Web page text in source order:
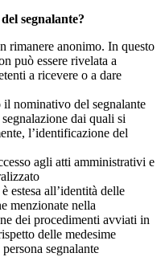
segnalante?
rimanere anonimo. In questo
può essere rivelata a
a ricevere o a dare
nominativo del segnalante
dai quali si
l’identificazione del
agli atti amministrativi e
estesa all’identità delle
menzionate nella
dei procedimenti avviati in
delle medesime
segnalante